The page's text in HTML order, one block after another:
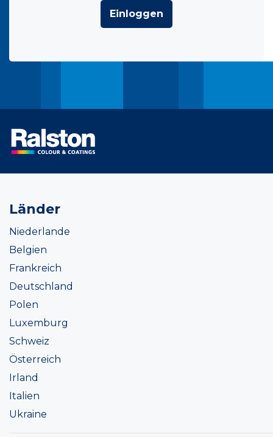
Einloggen
Länder
Niederlande
Belgien
Frankreich
Deutschland
Polen
Luxemburg
Schweiz
Österreich
Irland
Italien
Ukraine